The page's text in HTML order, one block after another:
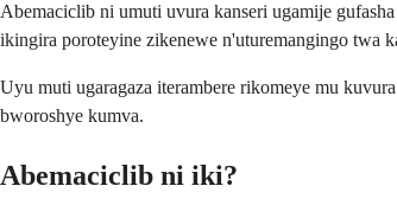
Abemaciclib ni umuti uvura kanseri ugamije
ikingira poroteyine zikenewe n'uturemangingo twa
Uyu muti ugaragaza iterambere rikomeye mu
bworoshye kumva.
Abemaciclib ni iki?